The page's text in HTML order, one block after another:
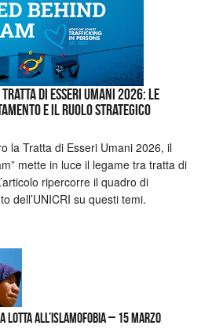
DI ESSERI UMANI 2026: LE
E IL RUOLO STRATEGICO
la Tratta di Esseri Umani 2026, il
mette in luce il legame tra tratta di
ripercorre il quadro di
dell’UNICRI su questi temi.
all’Islamofobia – 15 marzo